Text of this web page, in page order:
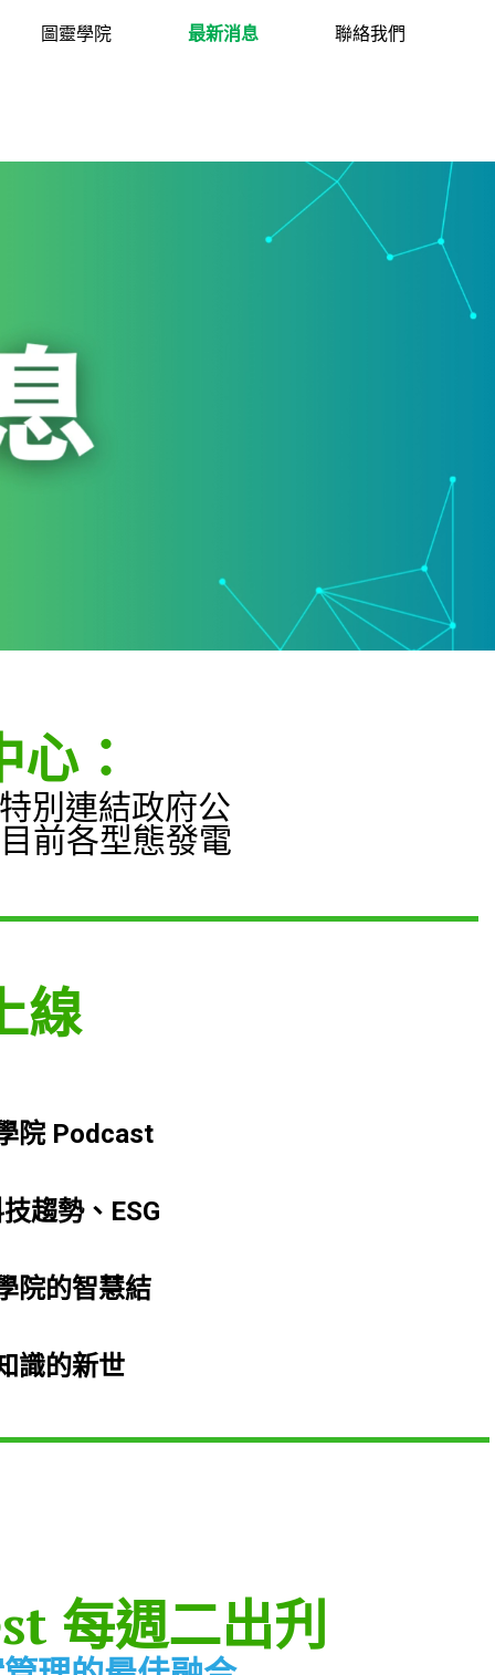
圖靈學院 最新消息 聯絡我們
：
別連結政府公
前各型態發電
線
院 Podcast
趨勢、ESG
院的智慧結
識的新世
每週二出刋